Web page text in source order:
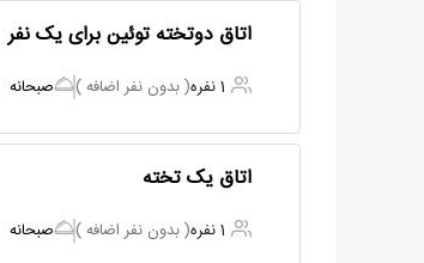
اتاق دوتخته توئین برای یک نفر
1 نفره ( بدون نفر اضافه ) صبحانه
اتاق یک تخته
1 نفره ( بدون نفر اضافه ) صبحانه